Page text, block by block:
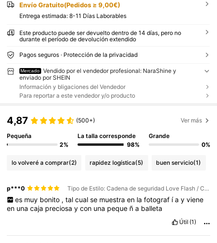
Envío Gratuito(Pedidos ≥ 9,00€)
Entrega estimada: 8-11 Días Laborables
Este producto puede ser devuelto dentro de 14 días, pero no
durante el período de devolución extendido
Pagos seguros · Protección de la privacidad
Mercado
Vendido por el vendedor profesional: NaraShine y
enviado por SHEIN
Información y bligaciones del Vendedor
Para reportar a este vendedor y/o producto
4,87 (500+) Ver más
Pequeña
2%
La talla corresponde
98%
Grande
0%
lo volveré a comprar(2) rapidez logística(5) buen servicio(1)
p***0 Tipo de Estilo: Cadena de seguridad Love Flash / Color: Plateado / Talla: Unitalla
es muy bonito , tal cual se muestra en la fotograf ía y viene
en unacaja preciosaycon una peque ña balleta
Útil (1)